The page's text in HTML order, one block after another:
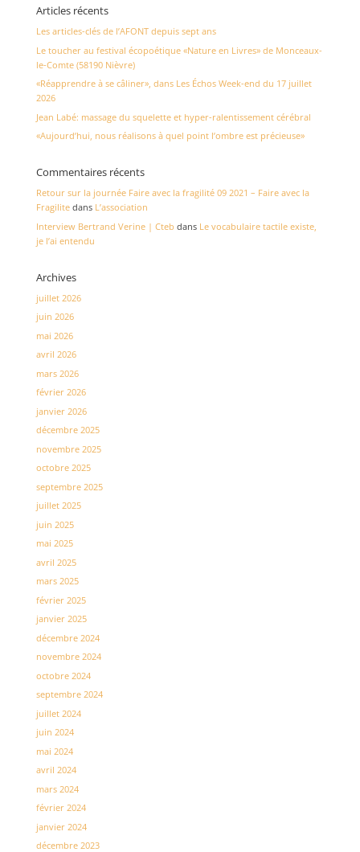
Articles récents
Les articles-clés de l’AFONT depuis sept ans
Le toucher au festival écopoétique «Nature en Livres» de Monceaux-
le-Comte (58190 Nièvre)
«Réapprendre à se câliner», dans Les Échos Week-end du 17 juillet
2026
Jean Labé: massage du squelette et hyper-ralentissement cérébral
«Aujourd’hui, nous réalisons à quel point l’ombre est précieuse»
Commentaires récents
Retour sur la journée Faire avec la fragilité 09 2021 – Faire avec la
Fragilitedans L’association
Interview Bertrand Verine | Cteb dans Le vocabulaire tactile existe,
je l’ai entendu
Archives
juillet 2026
juin 2026
mai 2026
avril 2026
mars 2026
février 2026
janvier 2026
décembre 2025
novembre 2025
octobre 2025
septembre 2025
juillet 2025
juin 2025
mai 2025
avril 2025
mars 2025
février 2025
janvier 2025
décembre 2024
novembre 2024
octobre 2024
septembre 2024
juillet 2024
juin 2024
mai 2024
avril 2024
mars 2024
février 2024
janvier 2024
décembre 2023